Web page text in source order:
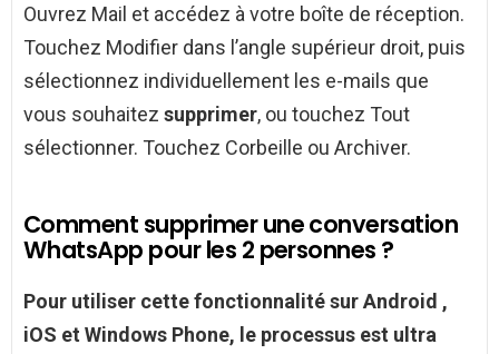
Ouvrez Mail et accédez à votre boîte de réception.
Touchez Modifier dans l’angle supérieur droit, puis
sélectionnez individuellement les e-mails que
vous souhaitez supprimer, ou touchez Tout
sélectionner. Touchez Corbeille ou Archiver.
Comment supprimer une conversation
WhatsApp pour les 2 personnes ?
Pour utiliser cette fonctionnalitésur Android ,
iOS et Windows Phone, le processus est ultra